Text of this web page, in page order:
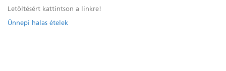
Letöltésért kattintson a linkre!
Ünnepi halas ételek